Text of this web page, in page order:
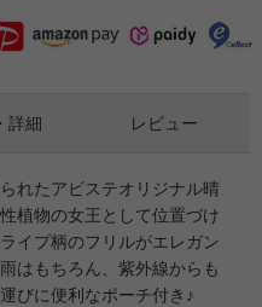
れたアビステオリジナル晴
植物の女王として位置づけ
イプ柄のフリルがエレガン
はもちろん、紫外線からも
びに便利なポーチ付き♪
詳細 レビュー